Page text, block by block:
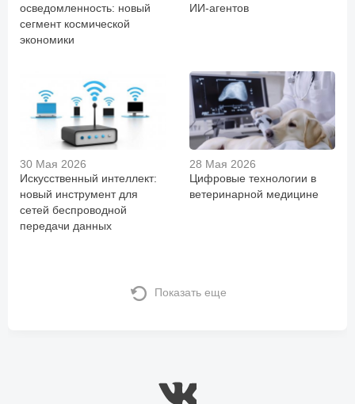
осведомленность: новый
сегмент космической
экономики
ИИ-агентов
30 Мая 2026
Искусственный интеллект:
новый инструмент для
сетей беспроводной
передачи данных
28 Мая 2026
Цифровые технологии в
ветеринарной медицине
Показать еще